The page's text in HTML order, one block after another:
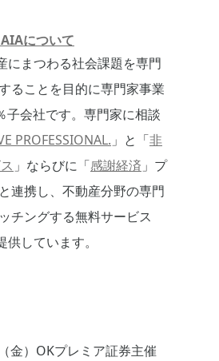
について
にまつわる社会課題を専門
ることを目的に専門家事業
子会社です。専門家に相談
PROFESSIONAL. 」と「非
」ならびに「感謝経済 」プ
連携し、不動産分野の専門
チングする無料サービス
供しています。
金）OKプレミア証券主催